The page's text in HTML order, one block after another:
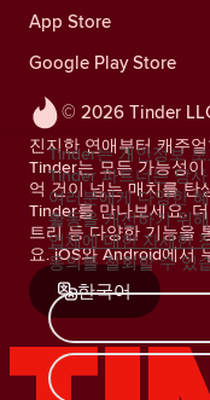
© 2026 Tinder
진지한 연애부터 캐주
Tinder는 모든 가능성
억 건이 넘는 매치를 탄
Tinder를 만나보세요.
트리 등 다양한 기능을
요. iOS와 Android에서
한국어
App Store
Google Play Store
Tinder는 개인정보
Tinder 파트너는 당
여러분에게 다양한
활동을 개선하기 위
업체에 대한 자세한
동의를 철회할 수 있